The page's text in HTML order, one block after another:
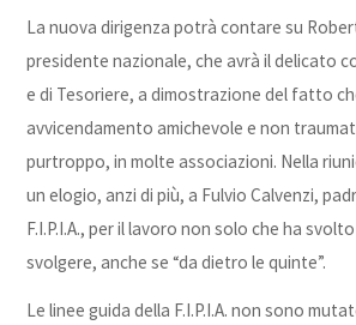
La nuova dirigenza potrà contare su
presidente nazionale, che avrà il delicato
e di Tesoriere, a dimostrazione del fatto
avvicendamento amichevole e non
purtroppo, in molte associazioni. Nella
un elogio, anzi di più, a Fulvio Calvenzi,
F.I.P.I.A., per il lavoro non solo che ha
svolgere, anche se “da dietro le quinte”.
Le linee guida della F.I.P.I.A. non sono